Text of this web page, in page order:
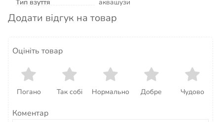
Тип взуття
аквашузи
Додати відгук на товар
Оцініть товар
Погано Так собі Нормально Добре Чудово
Коментар